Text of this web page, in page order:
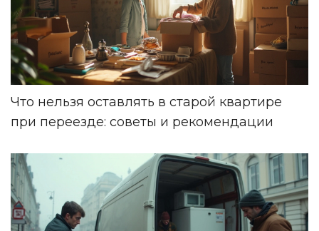
Что нельзя оставлять в старой квартире
при переезде: советы и рекомендации